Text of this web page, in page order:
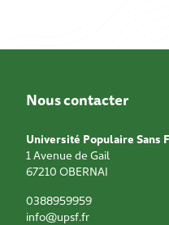
Nous contacter
Université Populaire Sans
1 Avenue de Gail
67210 OBERNAI
0388959959
info@upsf.fr